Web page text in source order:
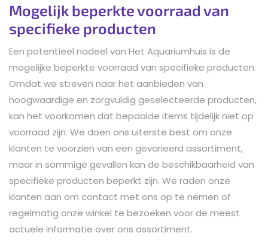
Mogelijk beperkte voorraad van
specifieke producten
Een potentieel nadeel van Het Aquariumhuis is de
mogelijke beperkte voorraad van specifieke producten.
Omdat we streven naar het aanbieden van
hoogwaardige en zorgvuldig geselecteerde producten,
kan het voorkomen dat bepaalde items tijdelijk niet op
voorraad zijn. We doen ons uiterste best om onze
klanten te voorzien van een gevarieerd assortiment,
maar in sommige gevallen kan de beschikbaarheid van
specifieke producten beperkt zijn. We raden onze
klanten aan om contact met ons op te nemen of
regelmatig onze winkel te bezoeken voor de meest
actuele informatie over ons assortiment.